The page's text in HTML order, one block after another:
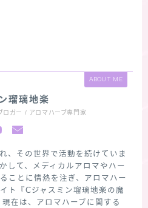
ABOUT ME
瑠璃地楽
ガー / アロマハーブ専門家
、その世界で活動を続けていま
して、メディカルアロマやハー
ことに情熱を注ぎ、アロマハー
ト『Cジャスミン瑠璃地楽の魔
在は、アロマハーブに関する